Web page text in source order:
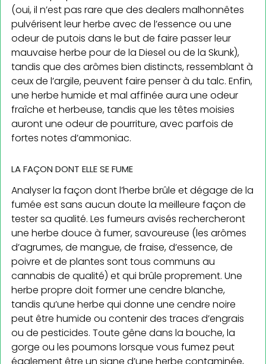
(oui, il n’est pas rare que des dealers malhonnêtes
pulvérisent leur herbe avec de l’essence ou une
odeur de putois dans le but de faire passer leur
mauvaise herbe pour de la Diesel ou de la Skunk),
tandis que des arômes bien distincts, ressemblant à
ceux de l’argile, peuvent faire penser à du talc. Enfin,
une herbe humide et mal affinée aura une odeur
fraîche et herbeuse, tandis que les têtes moisies
auront une odeur de pourriture, avec parfois de
fortes notes d’ammoniac.
LA FAÇON DONT ELLE SE FUME
Analyser la façon dont l’herbe brûle et dégage de la
fumée est sans aucun doute la meilleure façon de
tester sa qualité. Les fumeurs avisés rechercheront
une herbe douce à fumer, savoureuse (les arômes
d’agrumes, de mangue, de fraise, d’essence, de
poivre et de plantes sont tous communs au
cannabis de qualité) et qui brûle proprement. Une
herbe propre doit former une cendre blanche,
tandis qu’une herbe qui donne une cendre noire
peut être humide ou contenir des traces d’engrais
ou de pesticides. Toute gêne dans la bouche, la
gorge ou les poumons lorsque vous fumez peut